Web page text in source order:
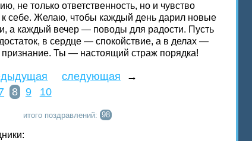
не только ответственность, но и чувство
к себе. Желаю, чтобы каждый день дарил новые
а каждый вечер — поводы для радости. Пусть
в сердце — спокойствие, а в делах —
признание. Ты — настоящий страж порядка!
следующая
→
8 9 10
итого поздравлений:98